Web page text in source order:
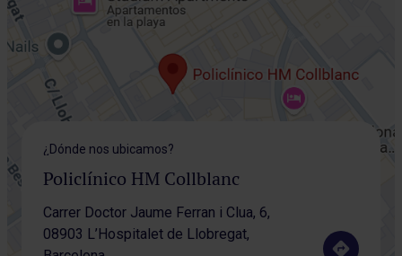
¿Dónde nos ubicamos?
Policlínico HM Collblanc
Carrer Doctor Jaume Ferran i Clua, 6,
08903 L’Hospitalet de Llobregat,